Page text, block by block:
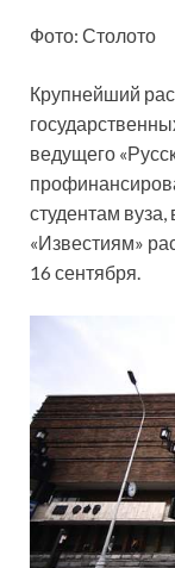
Фото: Столото
Крупнейший
ведущего
студентам
«Известиям»
16 сентября.